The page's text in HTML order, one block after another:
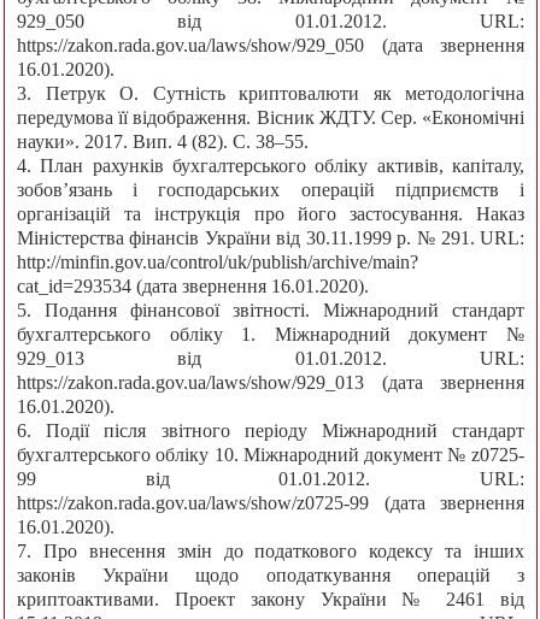
929_050 від 01.01.2012. URL:
https://zakon.rada.gov.ua/laws/show/929_050 (дата звернення
16.01.2020).
3. Петрук О. Сутність криптовалюти як методологічна
передумова її відображення. Вісник ЖДТУ. Сер. «Економічні
науки». 2017. Вип. 4 (82). С. 38–55.
4. План рахунків бухгалтерського обліку активів, капіталу,
зобов’язань і господарських операцій підприємств і
організацій та інструкція про його застосування. Наказ
Міністерства фінансів України від 30.11.1999 р. № 291. URL:
http://minfin.gov.ua/control/uk/publish/archive/main?
cat_id=293534 (дата звернення 16.01.2020).
5. Подання фінансової звітності. Міжнародний стандарт
бухгалтерського обліку 1. Міжнародний документ №
929_013 від 01.01.2012. URL:
https://zakon.rada.gov.ua/laws/show/929_013 (дата звернення
16.01.2020).
6. Події після звітного періоду Міжнародний стандарт
бухгалтерського обліку 10. Міжнародний документ № z0725-
99 від 01.01.2012. URL:
https://zakon.rada.gov.ua/laws/show/z0725-99 (дата звернення
16.01.2020).
7. Про внесення змін до податкового кодексу та інших
законів України щодо оподаткування операцій з
криптоактивами. Проект закону України № 2461 від